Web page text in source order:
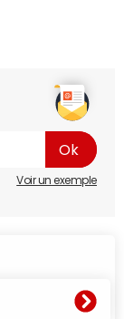
Voir un exemple